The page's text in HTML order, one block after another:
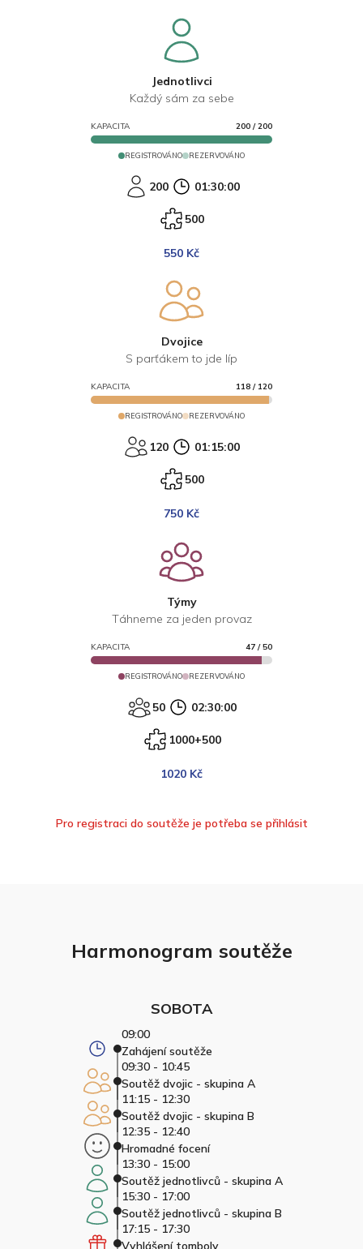
Jednotlivci
Každý sám za sebe
KAPACITA 200 /200
REGISTROVÁNO REZERVOVÁNO
200 01:30:00
500
550 Kč
Dvojice
S parťákem to jde líp
KAPACITA 118 / 120
REGISTROVÁNO REZERVOVÁNO
120 01:15:00
500
750 Kč
Týmy
Táhneme za jeden provaz
KAPACITA 47 /50
REGISTROVÁNO REZERVOVÁNO
50 02:30:00
1000+500
1020 Kč
Pro registraci do soutěže je potřeba se přihlásit
Harmonogram soutěže
SOBOTA
09:00
Zahájení soutěže
09:30 - 10:45
Soutěž dvojic - skupina A
11:15 - 12:30
Soutěž dvojic - skupina B
12:35 - 12:40
Hromadné focení
13:30 - 15:00
Soutěž jednotlivců - skupina A
15:30 - 17:00
Soutěž jednotlivců - skupina B
17:15 - 17:30
Vyhlášení tomboly